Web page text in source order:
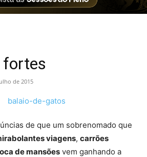
fortes
de 2015
de que um sobrenomado que
viagens, carrões
de mansões vem ganhando a